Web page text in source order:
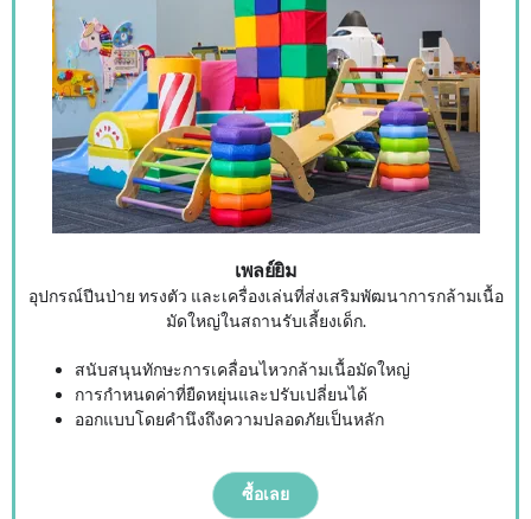
เพลย์ยิม
อุปกรณ์ปีนป่าย ทรงตัว และเครื่องเล่นที่ส่งเสริมพัฒนาการกล้ามเนื้อ
มัดใหญ่ในสถานรับเลี้ยงเด็ก.
สนับสนุนทักษะการเคลื่อนไหวกล้ามเนื้อมัดใหญ่
การกำหนดค่าที่ยืดหยุ่นและปรับเปลี่ยนได้
ออกแบบโดยคำนึงถึงความปลอดภัยเป็นหลัก
ซื้อเลย